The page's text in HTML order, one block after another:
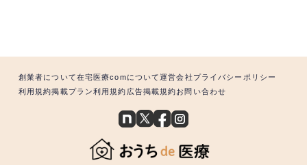
創業者について在宅医療comについて運営会社 プライバシーポリシー
利用規約掲載プラン利用規約 広告掲載規約お問い合わせ